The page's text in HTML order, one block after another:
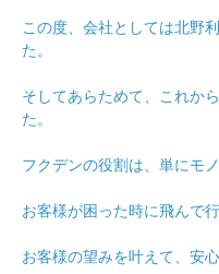
この度、会社としては北野
た。
そしてあらためて、これか
た。
フクデンの役割は、単にモ
お客様が困った時に飛んで
お客様の望みを叶えて、安